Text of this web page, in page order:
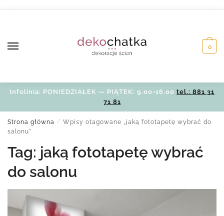
0
Infolinia: PONIEDZIAŁEK — PIĄTEK: 9.00-16.00 tel.: 881 31
71 81
Strona główna / Wpisy otagowane „jaką fototapetę wybrać do
salonu”
Tag: jaką fototapetę wybrać
do salonu